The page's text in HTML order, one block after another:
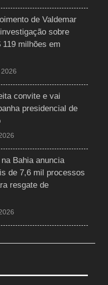
de Valdemar
sobre
milhões em
convite e vai
presidencial de
Bahia anuncia
de 7,6 mil processos
resgate de